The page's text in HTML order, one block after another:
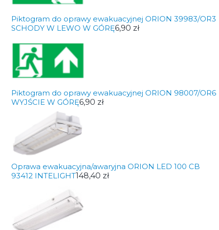
Piktogram do oprawy ewakuacyjnej ORION 39983/OR3
SCHODY W LEWO W GÓRĘ6,90 zł
Piktogram do oprawy ewakuacyjnej ORION 98007/OR6
WYJŚCIE W GÓRĘ6,90 zł
Oprawa ewakuacyjna/awaryjna ORION LED 100 CB
93412 INTELIGHT148,40 zł